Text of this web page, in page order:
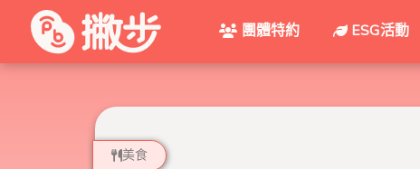
團體特約 ESG活動
美食